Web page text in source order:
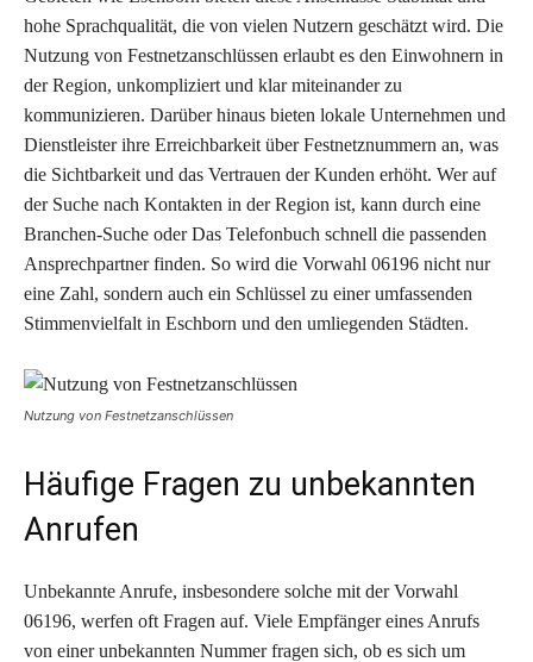
hohe Sprachqualität, die von vielen Nutzern geschätzt wird. Die
Nutzung von Festnetzanschlüssen erlaubt es den Einwohnern in
der Region, unkompliziert und klar miteinander zu
kommunizieren. Darüber hinaus bieten lokale Unternehmen und
Dienstleister ihre Erreichbarkeit über Festnetznummern an, was
die Sichtbarkeit und das Vertrauen der Kunden erhöht. Wer auf
der Suche nach Kontakten in der Region ist, kann durch eine
Branchen-Suche oder Das Telefonbuch schnell die passenden
Ansprechpartner finden. So wird die Vorwahl 06196 nicht nur
eine Zahl, sondern auch ein Schlüssel zu einer umfassenden
Stimmenvielfalt in Eschborn und den umliegenden Städten.
Nutzung von Festnetzanschlüssen
Häufige Fragen zu unbekannten
Anrufen
Unbekannte Anrufe, insbesondere solche mit der Vorwahl
06196, werfen oft Fragen auf. Viele Empfänger eines Anrufs
von einer unbekannten Nummer fragen sich, ob es sich um